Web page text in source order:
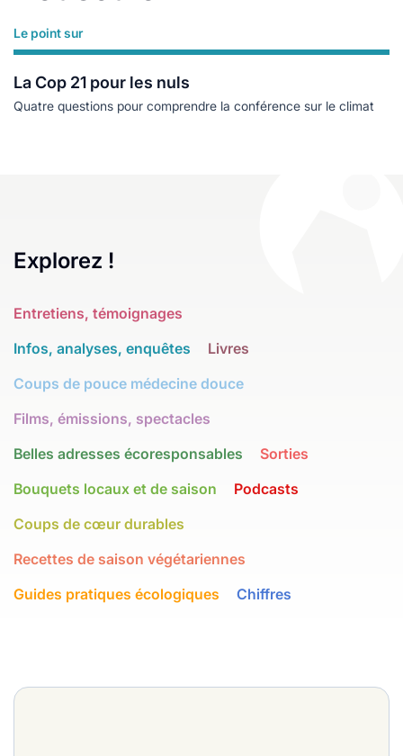
Le point sur
La Cop 21 pour les nuls
Quatre questions pour comprendre la conférence sur le climat
Lire plus
Explorez !
Entretiens, témoignages
Infos, analyses, enquêtes
Livres
Coups de pouce médecine douce
Films, émissions, spectacles
Belles adresses écoresponsables
Sorties
Bouquets locaux et de saison
Podcasts
Coups de cœur durables
Recettes de saison végétariennes
Guides pratiques écologiques
Chiffres